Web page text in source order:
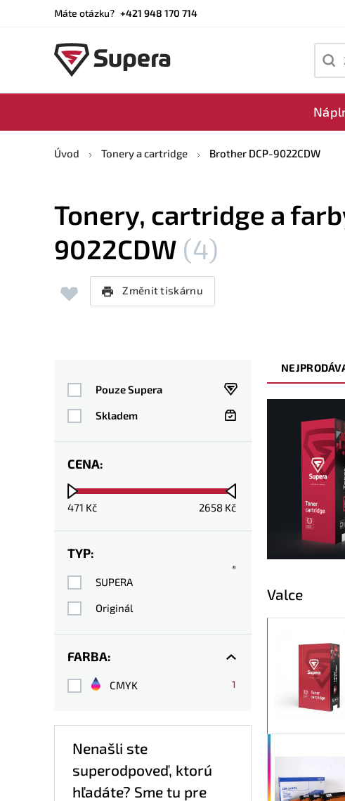
Máte otázku? +421 948 170 714
Úvod Tonery a cartridge Brother DCP-9022CDW
Tonery, cartridge a
9022CDW (4)
Změnit tiskárnu
Pouze Supera
Skladem
CENA:
471 Kč 2658 Kč
TYP:
SUPERA
®
Originál
FARBA:
CMYK 1
Nenašli ste
superodpoveď, ktorú
hľadáte? Sme tu pre
Valce